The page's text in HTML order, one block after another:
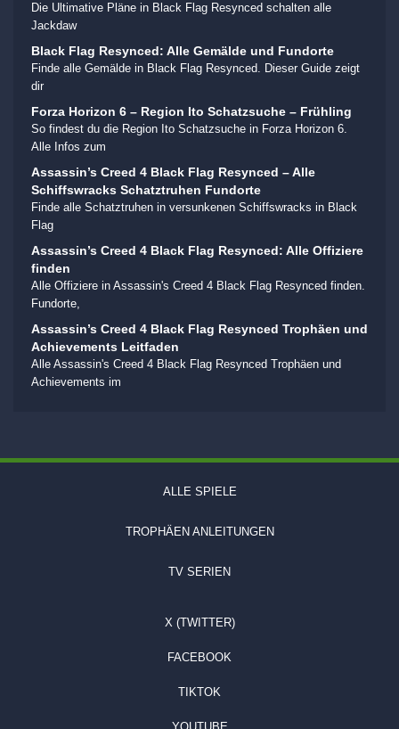
Die Ultimative Pläne in Black Flag Resynced schalten alle
Jackdaw
Black Flag Resynced: Alle Gemälde und Fundorte
Finde alle Gemälde in Black Flag Resynced. Dieser Guide zeigt
dir
Forza Horizon 6 – Region Ito Schatzsuche – Frühling
So findest du die Region Ito Schatzsuche in Forza Horizon 6.
Alle Infos zum
Assassin’s Creed 4 Black Flag Resynced – Alle
Schiffswracks Schatztruhen Fundorte
Finde alle Schatztruhen in versunkenen Schiffswracks in Black
Flag
Assassin’s Creed 4 Black Flag Resynced: Alle Offiziere
finden
Alle Offiziere in Assassin's Creed 4 Black Flag Resynced finden.
Fundorte,
Assassin’s Creed 4 Black Flag Resynced Trophäen und
Achievements Leitfaden
Alle Assassin's Creed 4 Black Flag Resynced Trophäen und
Achievements im
ALLE SPIELE
TROPHÄEN ANLEITUNGEN
TV SERIEN
X (TWITTER)
FACEBOOK
TIKTOK